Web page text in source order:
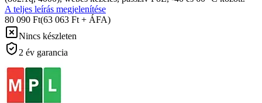
A teljes leírás megjelenítése
80 090 Ft(63 063 Ft + ÁFA)
Nincs készleten
2 év garancia